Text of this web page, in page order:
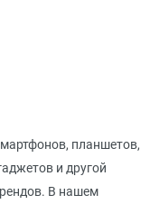
планшетов,
и другой
В нашем